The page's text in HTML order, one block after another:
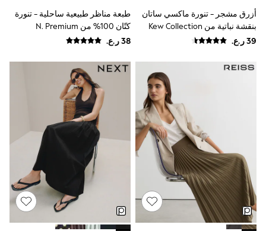
Sweatshirts
Cardigans
Coats & Jackets
Socks & Tights
All Girls Sports & Swimwear
Trainers & Pumps
Leggings
Shorts
Joggers
adidas
Nike
Shop All
Shoes
Coats & Jackets
Bags & Accessories
Shirts
أزرق مشجر - تنورة ماكسي ساتان
بنقشة نباتية من Kew Collection
طبعة مناظر طبيعية ساحلية - تنورة
كتّان 100% من N. Premium